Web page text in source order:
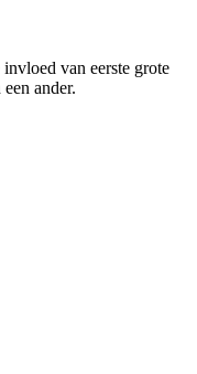
van eerste grote
ander.